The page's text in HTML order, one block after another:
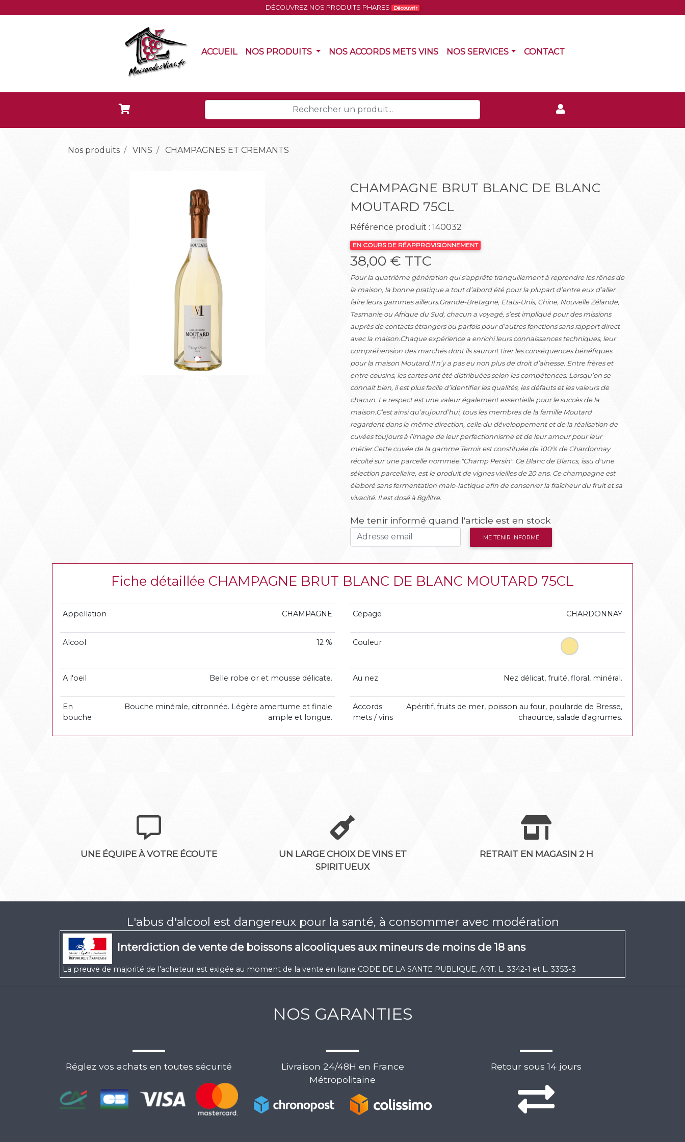
DÉCOUVREZ NOS PRODUITS PHARES Découvrir
ACCUEIL(CURRENT)
NOS PRODUITS (CURRENT)
NOS ACCORDS METS VINS(CURRENT)
NOS SERVICES CONTACT(CURRENT)
Nos produits VINS CHAMPAGNES ET CREMANTS
CHAMPAGNE BRUT BLANC DE BLANC
MOUTARD 75CL
Référence produit : 140032
EN COURS DE RÉAPPROVISIONNEMENT
38,00 € TTC
Pour la quatrième génération qui s’apprête tranquillement à reprendre les rênes de
la maison, la bonne pratique a tout d’abord été pour la plupart d’entre eux d’aller
faire leurs gammes ailleurs.Grande-Bretagne, Etats-Unis, Chine, Nouvelle Zélande,
Tasmanie ou Afrique du Sud, chacun a voyagé, s’est impliqué pour des missions
auprès de contacts étrangers ou parfois pour d’autres fonctions sans rapport direct
avec la maison.Chaque expérience a enrichi leurs connaissances techniques, leur
compréhension des marchés dont ils sauront tirer les conséquences bénéfiques
pour la maison Moutard.Il n’y a pas eu non plus de droit d’ainesse. Entre frères et
entre cousins, les cartes ont été distribuées selon les compétences. Lorsqu’on se
connait bien, il est plus facile d’identifier les qualités, les défauts et les valeurs de
chacun. Le respect est une valeur également essentielle pour le succès de la
maison.C’est ainsi qu’aujourd’hui, tous les membres de la famille Moutard
regardent dans la même direction, celle du développement et de la réalisation de
cuvées toujours à l’image de leur perfectionnisme et de leur amour pour leur
métier.Cette cuvée de la gamme Terroir est constituée de 100% de Chardonnay
récolté sur une parcelle nommée "Champ Persin". Ce Blanc de Blancs, issu d'une
sélection parcellaire, est le produit de vignes vieilles de 20 ans. Ce champagne est
élaboré sans fermentation malo-lactique afin de conserver la fraîcheur du fruit et sa
vivacité. Il est dosé à 8g/litre.
Me tenir informé quand l'article est en stock
ME TENIR INFORMÉ
Fiche détaillée CHAMPAGNE BRUT BLANC DE BLANC MOUTARD 75CL
Appellation CHAMPAGNE Cépage CHARDONNAY
Alcool 12 % Couleur
A l'oeil Belle robe or et mousse délicate. Au nez Nez délicat, fruité, floral, minéral.
En
bouche
Bouche minérale, citronnée. Légère amertume et finale
ample et longue.
Accords
mets / vins
Apéritif, fruits de mer, poisson au four, poularde de Bresse,
chaource, salade d'agrumes.
UNE ÉQUIPE À VOTRE ÉCOUTE
UN LARGE CHOIX DE VINS ET
SPIRITUEUX
RETRAIT EN MAGASIN 2 H
L'abus d'alcool est dangereux pour la santé, à consommer avec modération
Interdiction de vente de boissons alcooliques aux mineurs de moins de 18 ans
La preuve de majorité de l'acheteur est exigée au moment de la vente en ligne CODE DE LA SANTE PUBLIQUE, ART. L. 3342-1 et L. 3353-3
NOS GARANTIES
Réglez vos achats en toutes sécurité
Livraison 24/48H en France
Métropolitaine
Retour sous 14 jours